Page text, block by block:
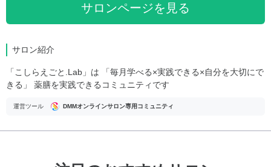
サロンページを見る
サロン紹介
「こしらえごと.Lab」は 「毎月学べる×実践できる×自分を大切にで
きる」 薬膳を実践できるコミュニティです
運営ツール DMMオンラインサロン専用コミュニティ